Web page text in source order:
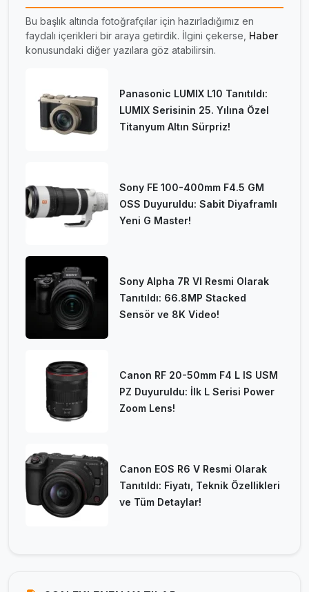
Bu başlık altında fotoğrafçılar için hazırladığımız en
faydalı içerikleri bir araya getirdik. İlgini çekerse, Haber
konusundaki diğer yazılara göz atabilirsin.
Panasonic LUMIX L10 Tanıtıldı:
LUMIX Serisinin 25. Yılına Özel
Titanyum Altın Sürpriz!
Sony FE 100-400mm F4.5 GM
OSS Duyuruldu: Sabit Diyaframlı
Yeni G Master!
Sony Alpha 7R VI Resmi Olarak
Tanıtıldı: 66.8MP Stacked
Sensör ve 8K Video!
Canon RF 20-50mm F4 L IS USM
PZ Duyuruldu: İlk L Serisi Power
Zoom Lens!
Canon EOS R6 V Resmi Olarak
Tanıtıldı: Fiyatı, Teknik Özellikleri
ve Tüm Detaylar!